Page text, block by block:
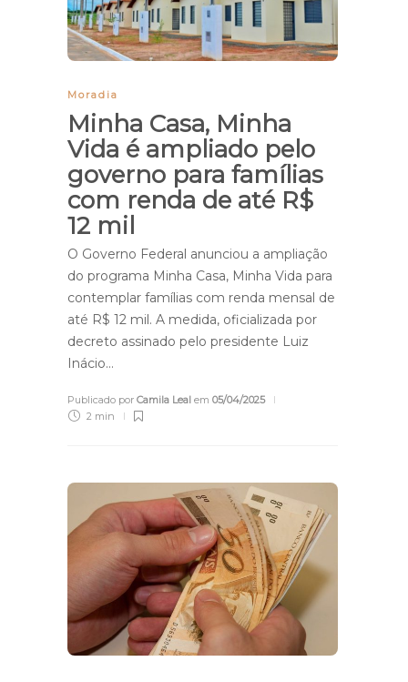
Moradia
Minha Casa, Minha
Vida é ampliado pelo
governo para famílias
com renda de até R$
12 mil
O Governo Federal anunciou a ampliação
do programa Minha Casa, Minha Vida para
contemplar famílias com renda mensal de
até R$ 12 mil. A medida, oficializada por
decreto assinado pelo presidente Luiz
Inácio…
Publicado por Camila Leal em 05/04/2025
2 min